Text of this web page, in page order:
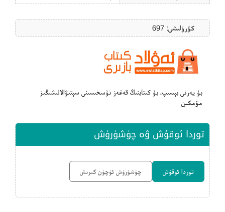
كۆرۈلىشى: 697
بۇ يەرنى بېسىپ، بۇ كىتابنىڭ قەغەز نۇسخىسىنى سېتىۋالالىشىڭىز
مۇمكىن
توردا ئوقۇش ۋە چۈشۈرۈش
توردا ئوقۇش چۈشۈرۈش ئۈچۈن كىرىش